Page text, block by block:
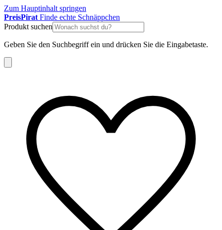
Zum Hauptinhalt springen
PreisPirat Finde echte Schnäppchen
Produkt suchen
Geben Sie den Suchbegriff ein und drücken Sie die Eingabetaste.